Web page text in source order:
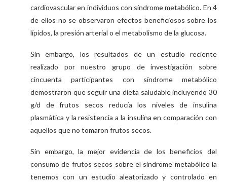
cardiovascular en individuos con síndrome metabólico. En 4
de ellos no se observaron efectos beneficiosos sobre los
lípidos, la presión arterial o el metabolismo de la glucosa.
Sin embargo, los resultados de un estudio reciente
realizado por nuestro grupo de investigación sobre
cincuenta participantes con síndrome metabólico
demostraron que seguir una dieta saludable incluyendo 30
g/d de frutos secos reducía los niveles de insulina
plasmática y la resistencia a la insulina en comparación con
aquellos que no tomaron frutos secos.
Sin embargo, la mejor evidencia de los beneficios del
consumo de frutos secos sobre el síndrome metabólico la
tenemos con un estudio aleatorizado y controlado en